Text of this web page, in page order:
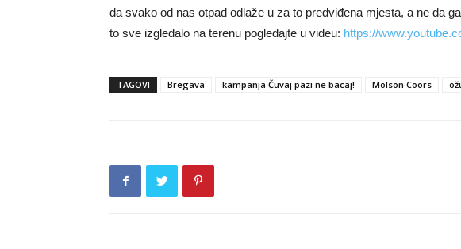
da svako od nas otpad odlaže u za to predviđena mjesta, a ne da
to sve izgledalo na terenu pogledajte u videu: https://
TAGOVI Bregava kampanja Čuvaj pazi ne bacaj! Molson Coors